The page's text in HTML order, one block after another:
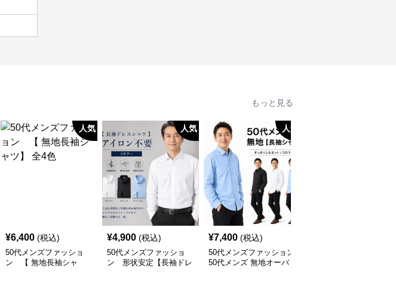
もっと見る
人気
¥6,400 (税込)
50代メンズファッショ
ン 【 無地長袖シャ
人気
¥4,900 (税込)
50代メンズファッショ
ン 形状安定【長袖ドレ
人気
¥7,400 (税込)
50代メンズファッション
50代メンズ 無地オーバ